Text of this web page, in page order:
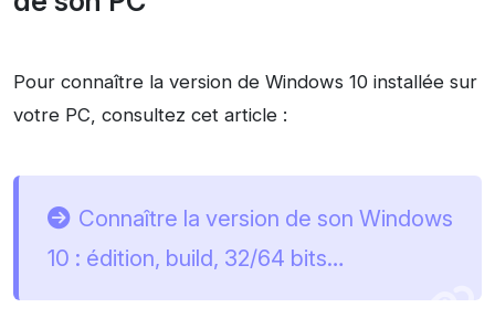
Pour connaître la version de Windows 10 installée sur
votre PC, consultez cet article :
Connaître la version de son Windows
10 : édition, build, 32/64 bits…